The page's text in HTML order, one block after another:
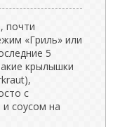
почти
«Гриль» или
5
крылышки
с
соусом на